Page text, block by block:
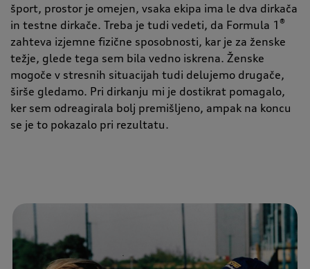
šport, prostor je omejen, vsaka ekipa ima le dva dirkača
in testne dirkače. Treba je tudi vedeti, da Formula 1 ®
zahteva izjemne fizične sposobnosti, kar je za ženske
težje, glede tega sem bila vedno iskrena. Ženske
mogoče v stresnih situacijah tudi delujemo drugače,
širše gledamo. Pri dirkanju mi je dostikrat pomagalo,
ker sem odreagirala bolj premišljeno, ampak na koncu
se je to pokazalo pri rezultatu.